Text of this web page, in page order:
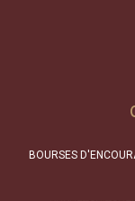
BOURSES